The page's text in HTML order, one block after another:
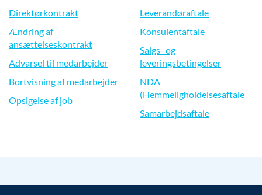
Direktørkontrakt
Ændring af
ansættelseskontrakt
Advarsel til medarbejder
Bortvisning af medarbejder
Opsigelse af job
Leverandøraftale
Konsulentaftale
Salgs- og
leveringsbetingelser
NDA
(Hemmeligholdelsesaftale
Samarbejdsaftale